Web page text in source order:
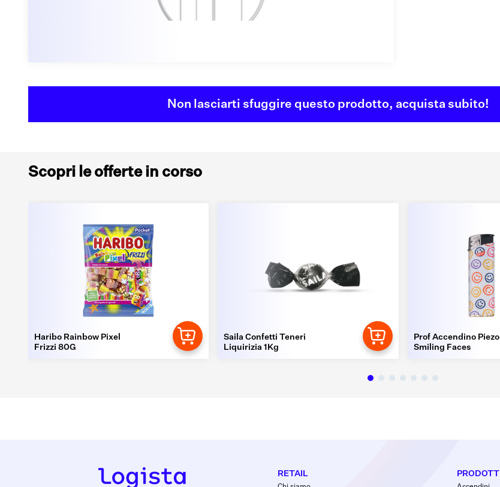
Non lasciarti sfuggire questo prodotto, acquista subito!
Scopri le offerte in corso
Haribo Rainbow Pixel
Frizzi 80G
Saila Confetti Teneri
Liquirizia 1Kg
Prof Accendino Piezo
Smiling Faces
RETAIL PRODOTTI